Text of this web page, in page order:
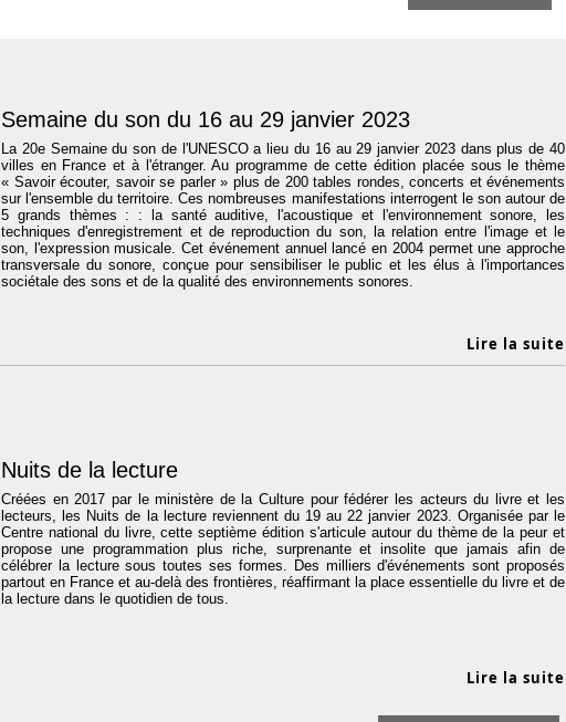
Semaine du son du 16 au 29 janvier 2023
La 20e Semaine du son de l'UNESCO a lieu du 16 au 29 janvier 2023 dans plus de 40
villes en France et à l'étranger. Au programme de cette édition placée sous le thème
« Savoir écouter, savoir se parler » plus de 200 tables rondes, concerts et événements
sur l'ensemble du territoire. Ces nombreuses manifestations interrogent le son autour de
5 grands thèmes : : la santé auditive, l'acoustique et l'environnement sonore, les
techniques d'enregistrement et de reproduction du son, la relation entre l'image et le
son, l'expression musicale. Cet événement annuel lancé en 2004 permet une approche
transversale du sonore, conçue pour sensibiliser le public et les élus à l'importances
sociétale des sons et de la qualité des environnements sonores.
Lire la suite
Nuits de la lecture
Créées en 2017 par le ministère de la Culture pour fédérer les acteurs du livre et les
lecteurs, les Nuits de la lecture reviennent du 19 au 22 janvier 2023. Organisée par le
Centre national du livre, cette septième édition s'articule autour du thème de la peur et
propose une programmation plus riche, surprenante et insolite que jamais afin de
célébrer la lecture sous toutes ses formes. Des milliers d'événements sont proposés
partout en France et au-delà des frontières, réaffirmant la place essentielle du livre et de
la lecture dans le quotidien de tous.
Lire la suite